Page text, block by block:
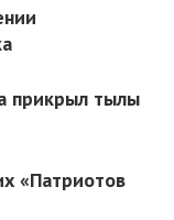
прикрыл тылы
«Патриотов